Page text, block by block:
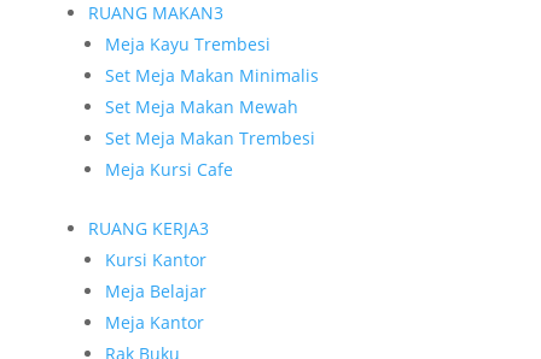
RUANG MAKAN3
Meja Kayu Trembesi
Set Meja Makan Minimalis
Set Meja Makan Mewah
Set Meja Makan Trembesi
Meja Kursi Cafe
RUANG KERJA3
Kursi Kantor
Meja Belajar
Meja Kantor
Rak Buku